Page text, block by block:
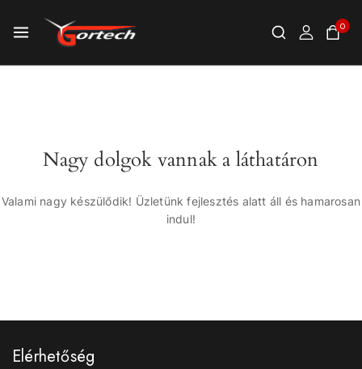
0
Nagy dolgok vannak a láthatáron
Valami nagy készülődik! Üzletünk fejlesztés alatt áll és hamarosan
indul!
Elérhetőség